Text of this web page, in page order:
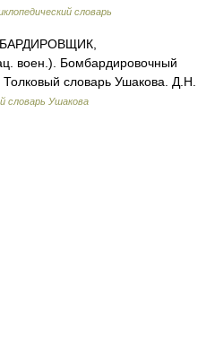
словарь
воен.). Бомбардировочный
словарь Ушакова. Д.Н.
словарь Ушакова